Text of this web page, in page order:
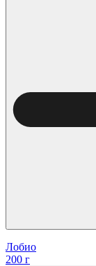
Лобио
200 г